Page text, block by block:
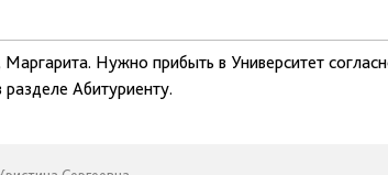
Маргарита. Нужно прибыть в Университет
Абитуриенту.